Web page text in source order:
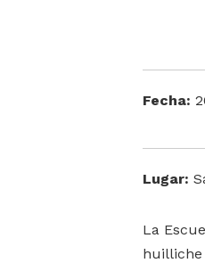
Fecha:
Lugar:
La
huilliche